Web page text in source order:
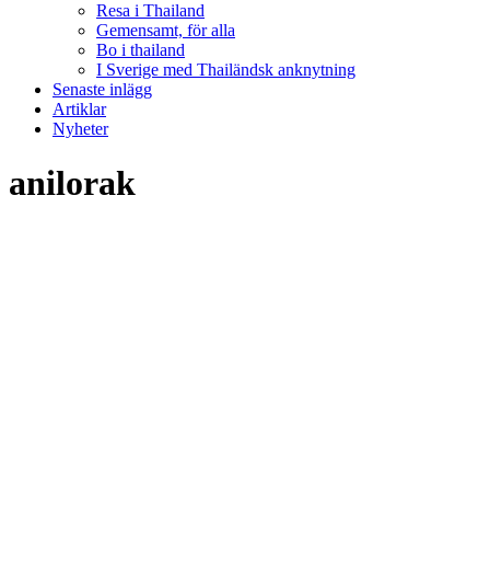
Resa i Thailand
Gemensamt, för alla
Bo i thailand
I Sverige med Thailändsk anknytning
Senaste inlägg
Artiklar
Nyheter
anilorak